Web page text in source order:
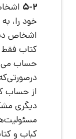
5-2
خود را،
اشخاص
کتاب
حساب
از حساب
دیگری
کباب و